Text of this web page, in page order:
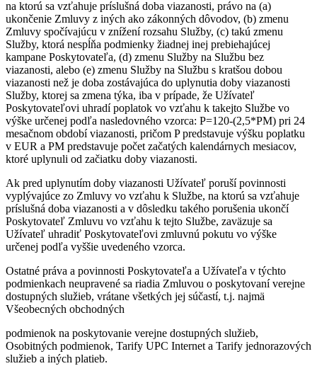
na ktorú sa vzťahuje príslušná doba viazanosti, právo na (a)
ukončenie Zmluvy z iných ako zákonných dôvodov, (b) zmenu
Zmluvy spočívajúcu v znížení rozsahu Služby, (c) takú zmenu
Služby, ktorá nespĺňa podmienky žiadnej inej prebiehajúcej
kampane Poskytovateľa, (d) zmenu Služby na Službu bez
viazanosti, alebo (e) zmenu Služby na Službu s kratšou dobou
viazanosti než je doba zostávajúca do uplynutia doby viazanosti
Služby, ktorej sa zmena týka, iba v prípade, že Užívateľ
Poskytovateľovi uhradí poplatok vo vzťahu k takejto Službe vo
výške určenej podľa nasledovného vzorca: P=120-(2,5*PM) pri 24
mesačnom období viazanosti, pričom P predstavuje výšku poplatku
v EUR a PM predstavuje počet začatých kalendárnych mesiacov,
ktoré uplynuli od začiatku doby viazanosti.
Ak pred uplynutím doby viazanosti Užívateľ poruší povinnosti
vyplývajúce zo Zmluvy vo vzťahu k Službe, na ktorú sa vzťahuje
príslušná doba viazanosti a v dôsledku takého porušenia ukončí
Poskytovateľ Zmluvu vo vzťahu k tejto Službe, zaväzuje sa
Užívateľ uhradiť Poskytovateľovi zmluvnú pokutu vo výške
určenej podľa vyššie uvedeného vzorca.
Ostatné práva a povinnosti Poskytovateľa a Užívateľa v týchto
podmienkach neupravené sa riadia Zmluvou o poskytovaní verejne
dostupných služieb, vrátane všetkých jej súčastí, t.j. najmä
Všeobecných obchodných
podmienok na poskytovanie verejne dostupných služieb,
Osobitných podmienok, Tarify UPC Internet a Tarify jednorazových
služieb a iných platieb.